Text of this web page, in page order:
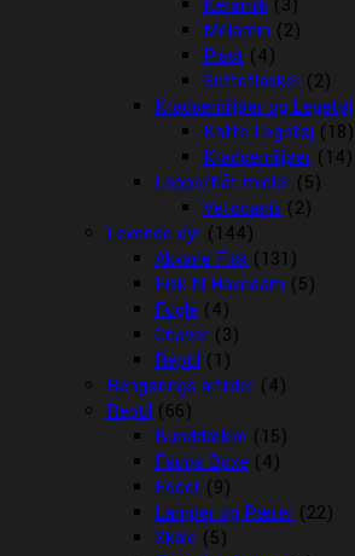
Keramik (3)
Melamin (2)
Plast (4)
Sutteflasker (2)
Kradsemiljøer og Legetøj
Katte Legetøj (18)
Kradsemiljøer (14)
Loppe/flåt midler (5)
Vetocanis (2)
Levende dyr (144)
Akvarie Fisk (131)
Fisk til Havedam (5)
Fugle (4)
Gnaver (3)
Reptil (1)
Rengørings artikler (4)
Reptil (66)
Bunddække (15)
Fauna Boxe (4)
Foder (9)
Lamper og Pærer (22)
Skåle (5)